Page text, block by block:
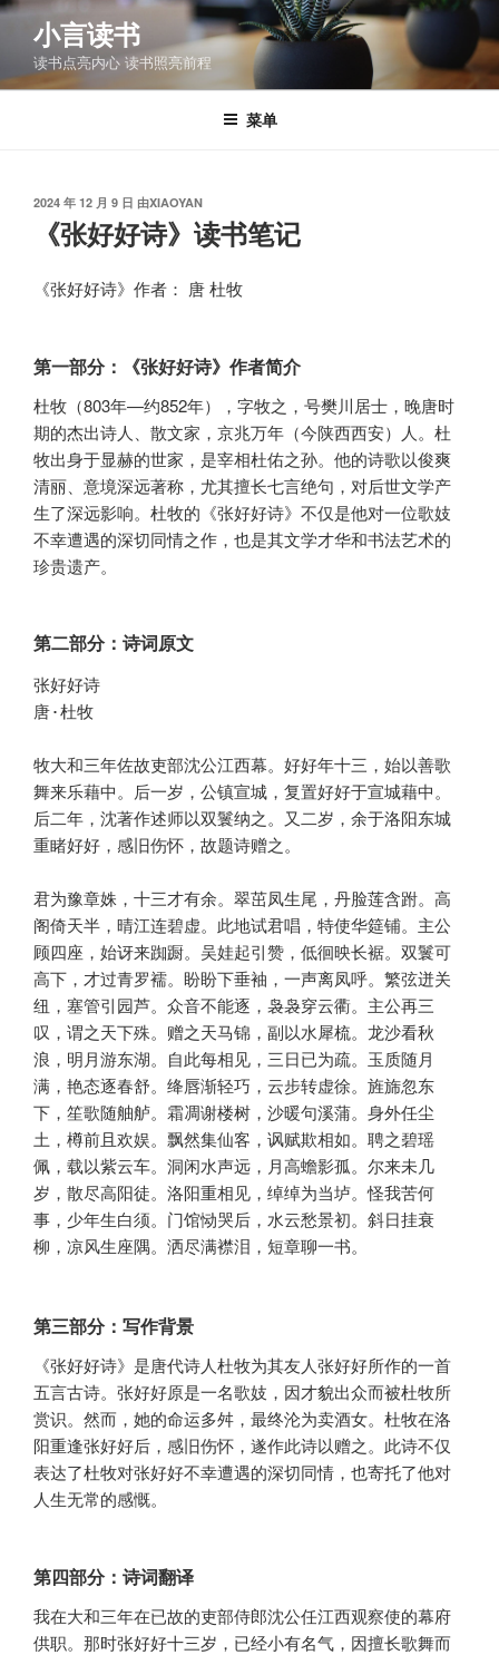
跳
容
小言读书
读书点亮内心 读书照亮前程
菜单
发
2024 年 12 月 9 日 由XIAOYAN
《张好好诗》读书笔记
《张好好诗》作者： 唐 杜牧
第一部分：《张好好诗》作者简介
杜牧（803年—约852年），字牧之，号樊川居士，晚唐时
期的杰出诗人、散文家，京兆万年（今陕西西安）人。杜
牧出身于显赫的世家，是宰相杜佑之孙。他的诗歌以俊爽
清丽、意境深远著称，尤其擅长七言绝句，对后世文学产
生了深远影响。杜牧的《张好好诗》不仅是他对一位歌妓
不幸遭遇的深切同情之作，也是其文学才华和书法艺术的
珍贵遗产。
第二部分：诗词原文
张好好诗
唐·杜牧
牧大和三年佐故吏部沈公江西幕。好好年十三，始以善歌
舞来乐藉中。后一岁，公镇宣城，复置好好于宣城藉中。
后二年，沈著作述师以双鬟纳之。又二岁，余于洛阳东城
重睹好好，感旧伤怀，故题诗赠之。
君为豫章姝，十三才有余。翠茁凤生尾，丹脸莲含跗。高
阁倚天半，晴江连碧虚。此地试君唱，特使华筵铺。主公
顾四座，始讶来踟蹰。吴娃起引赞，低徊映长裾。双鬟可
高下，才过青罗襦。盼盼下垂袖，一声离凤呼。繁弦迸关
纽，塞管引园芦。众音不能逐，袅袅穿云衢。主公再三
叹，谓之天下殊。赠之天马锦，副以水犀梳。龙沙看秋
浪，明月游东湖。自此每相见，三日已为疏。玉质随月
满，艳态逐春舒。绛唇渐轻巧，云步转虚徐。旌旆忽东
下，笙歌随舳舻。霜凋谢楼树，沙暖句溪蒲。身外任尘
土，樽前且欢娱。飘然集仙客，讽赋欺相如。聘之碧瑶
佩，载以紫云车。洞闲水声远，月高蟾影孤。尔来未几
岁，散尽高阳徒。洛阳重相见，绰绰为当垆。怪我苦何
事，少年生白须。门馆恸哭后，水云愁景初。斜日挂衰
柳，凉风生座隅。洒尽满襟泪，短章聊一书。
第三部分：写作背景
《张好好诗》是唐代诗人杜牧为其友人张好好所作的一首
五言古诗。张好好原是一名歌妓，因才貌出众而被杜牧所
赏识。然而，她的命运多舛，最终沦为卖酒女。杜牧在洛
阳重逢张好好后，感旧伤怀，遂作此诗以赠之。此诗不仅
表达了杜牧对张好好不幸遭遇的深切同情，也寄托了他对
人生无常的感慨。
第四部分：诗词翻译
我在大和三年在已故的吏部侍郎沈公任江西观察使的幕府
供职。那时张好好十三岁，已经小有名气，因擅长歌舞而